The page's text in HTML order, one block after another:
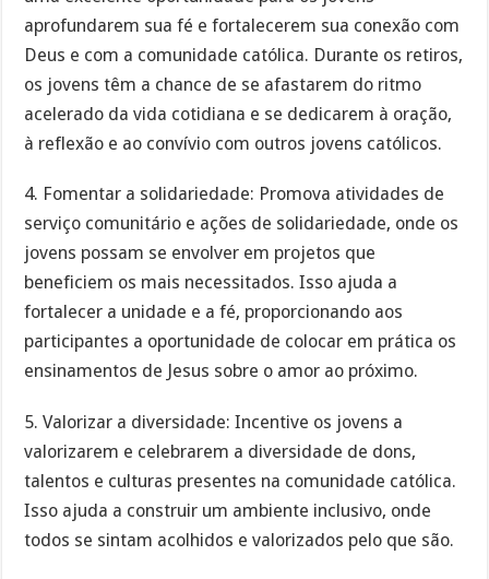
aprofundarem sua fé e fortalecerem sua conexão com
Deus e com a comunidade católica. Durante os retiros,
os jovens têm a chance de se afastarem do ritmo
acelerado da vida cotidiana e se dedicarem à oração,
à reflexão e ao convívio com outros jovens católicos.
4. Fomentar a solidariedade: Promova atividades de
serviço comunitário e ações de solidariedade, onde os
jovens possam se envolver em projetos que
beneficiem os mais necessitados. Isso ajuda a
fortalecer a unidade e a fé, proporcionando aos
participantes a oportunidade de colocar em prática os
ensinamentos de Jesus sobre o amor ao próximo.
5. Valorizar a diversidade: Incentive os jovens a
valorizarem e celebrarem a diversidade de dons,
talentos e culturas presentes na comunidade católica.
Isso ajuda a construir um ambiente inclusivo, onde
todos se sintam acolhidos e valorizados pelo que são.